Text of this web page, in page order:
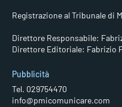
Registrazione al Tribunale di
Direttore Responsabile:
Direttore Editoriale: Fabrizio
Pubblicità
Tel. 029754470
info@pmicomunicare.com